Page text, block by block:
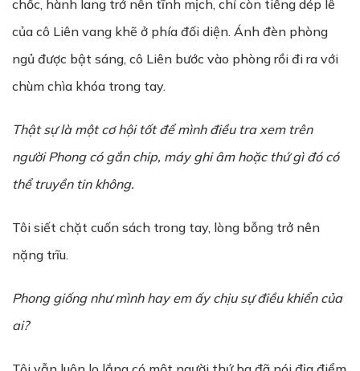
chốc, hành lang trở nên tĩnh mịch, chỉ còn tiếng dép lê
của cô Liên vang khẽ ở phía đối diện. Ánh đèn phòng
ngủ được bật sáng, cô Liên bước vào phòng rồi đi ra với
chùm chìa khóa trong tay.
Thật sự là một cơ hội tốt để mình điều tra xem trên
người Phong có gắn chip, máy ghi âm hoặc thứ gì đó có
thể truyền tin không.
Tôi siết chặt cuốn sách trong tay, lòng bỗng trở nên
nặng trĩu.
Phong giống như mình hay em ấy chịu sự điều khiển của
ai?